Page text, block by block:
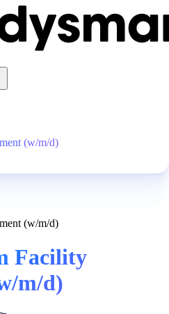
(w/m/d)
(w/m/d)
Facility
m/d)